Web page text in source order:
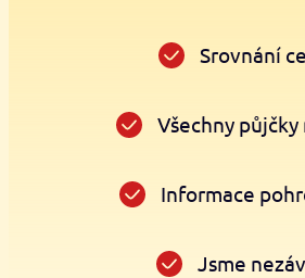
Srovnání
Všechny
Informace
Jsme